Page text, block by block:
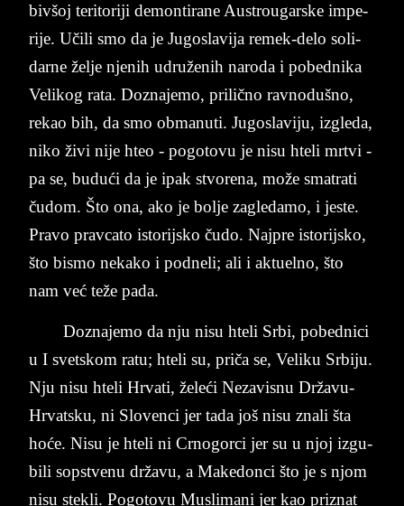
bivšoj te­ri­to­ri­ji de­mon­ti­ra­ne Au­stro­u­gar­ske im­pe­
ri­je. Učili smo da je Jugo­sla­vi­ja re­mek-delo so­li­
dar­ne želje nje­nih udruženih na­ro­da i po­bed­ni­ka
Ve­li­kog rata. Do­zna­je­mo, pri­lično rav­nodu­šno,
re­kao bih, da smo ob­ma­nu­ti. Jugo­sla­vi­ju, iz­gle­da,
niko živi nije hteo - po­go­to­vu je nisu hte­li mr­tvi -
pa se, budući da je ipak stvo­re­na, može sma­tra­ti
čudom. Što ona, ako je bol­je za­gle­da­mo, i je­ste.
Pra­vo prav­ca­to isto­rij­sko čudo. Naj­pre isto­rij­sko,
što bi­smo ne­ka­ko i pod­ne­li; ali i ak­tu­el­no, što
nam već teže pada.
Do­zna­je­mo da nju nisu hte­li Srbi, po­bed­ni­ci
u I svet­skom ratu; hte­li su, priča se, Ve­li­ku Sr­bi­ju.
Nju nisu hte­li Hr­va­ti, žele­ći Ne­za­vi­snu Državu­
Hr­vat­sku, ni Slovenci jer tada još nisu znali šta
hoće. Ni­su­ je h­te­li ni Cr­no­gor­ci jer su u njoj iz­gu­
bi­li sop­stve­nu državu, a Ma­ke­don­ci što je s njom
nisu ste­kli. Po­go­to­vu Mu­sli­ma­ni jer kao pri­znat